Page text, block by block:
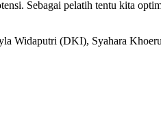
Sebagai pelatih tentu kita
Widaputri (DKI), Syahara